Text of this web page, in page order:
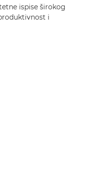
ispise širokog
i